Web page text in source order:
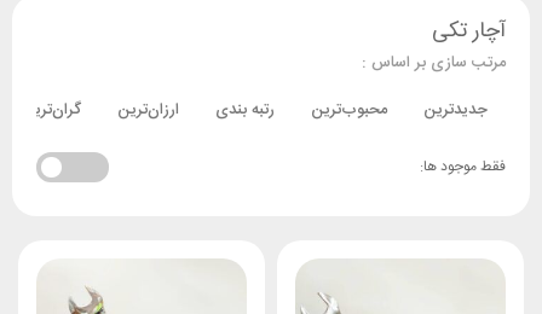
آچار تکی
مرتب سازی بر اساس :
جدیدترین
محبوب‌ترین رتبه بندی ارزان‌ترین گران‌ترین
فقط موجود ها: